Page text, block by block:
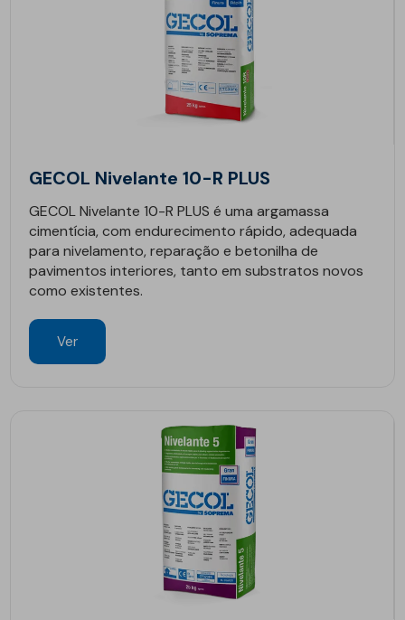
GECOL Nivelante 10-R PLUS
GECOL Nivelante 10-R PLUS é uma argamassa
cimentícia, com endurecimento rápido, adequada
para nivelamento, reparação e betonilha de
pavimentos interiores, tanto em substratos novos
como existentes.
Ver